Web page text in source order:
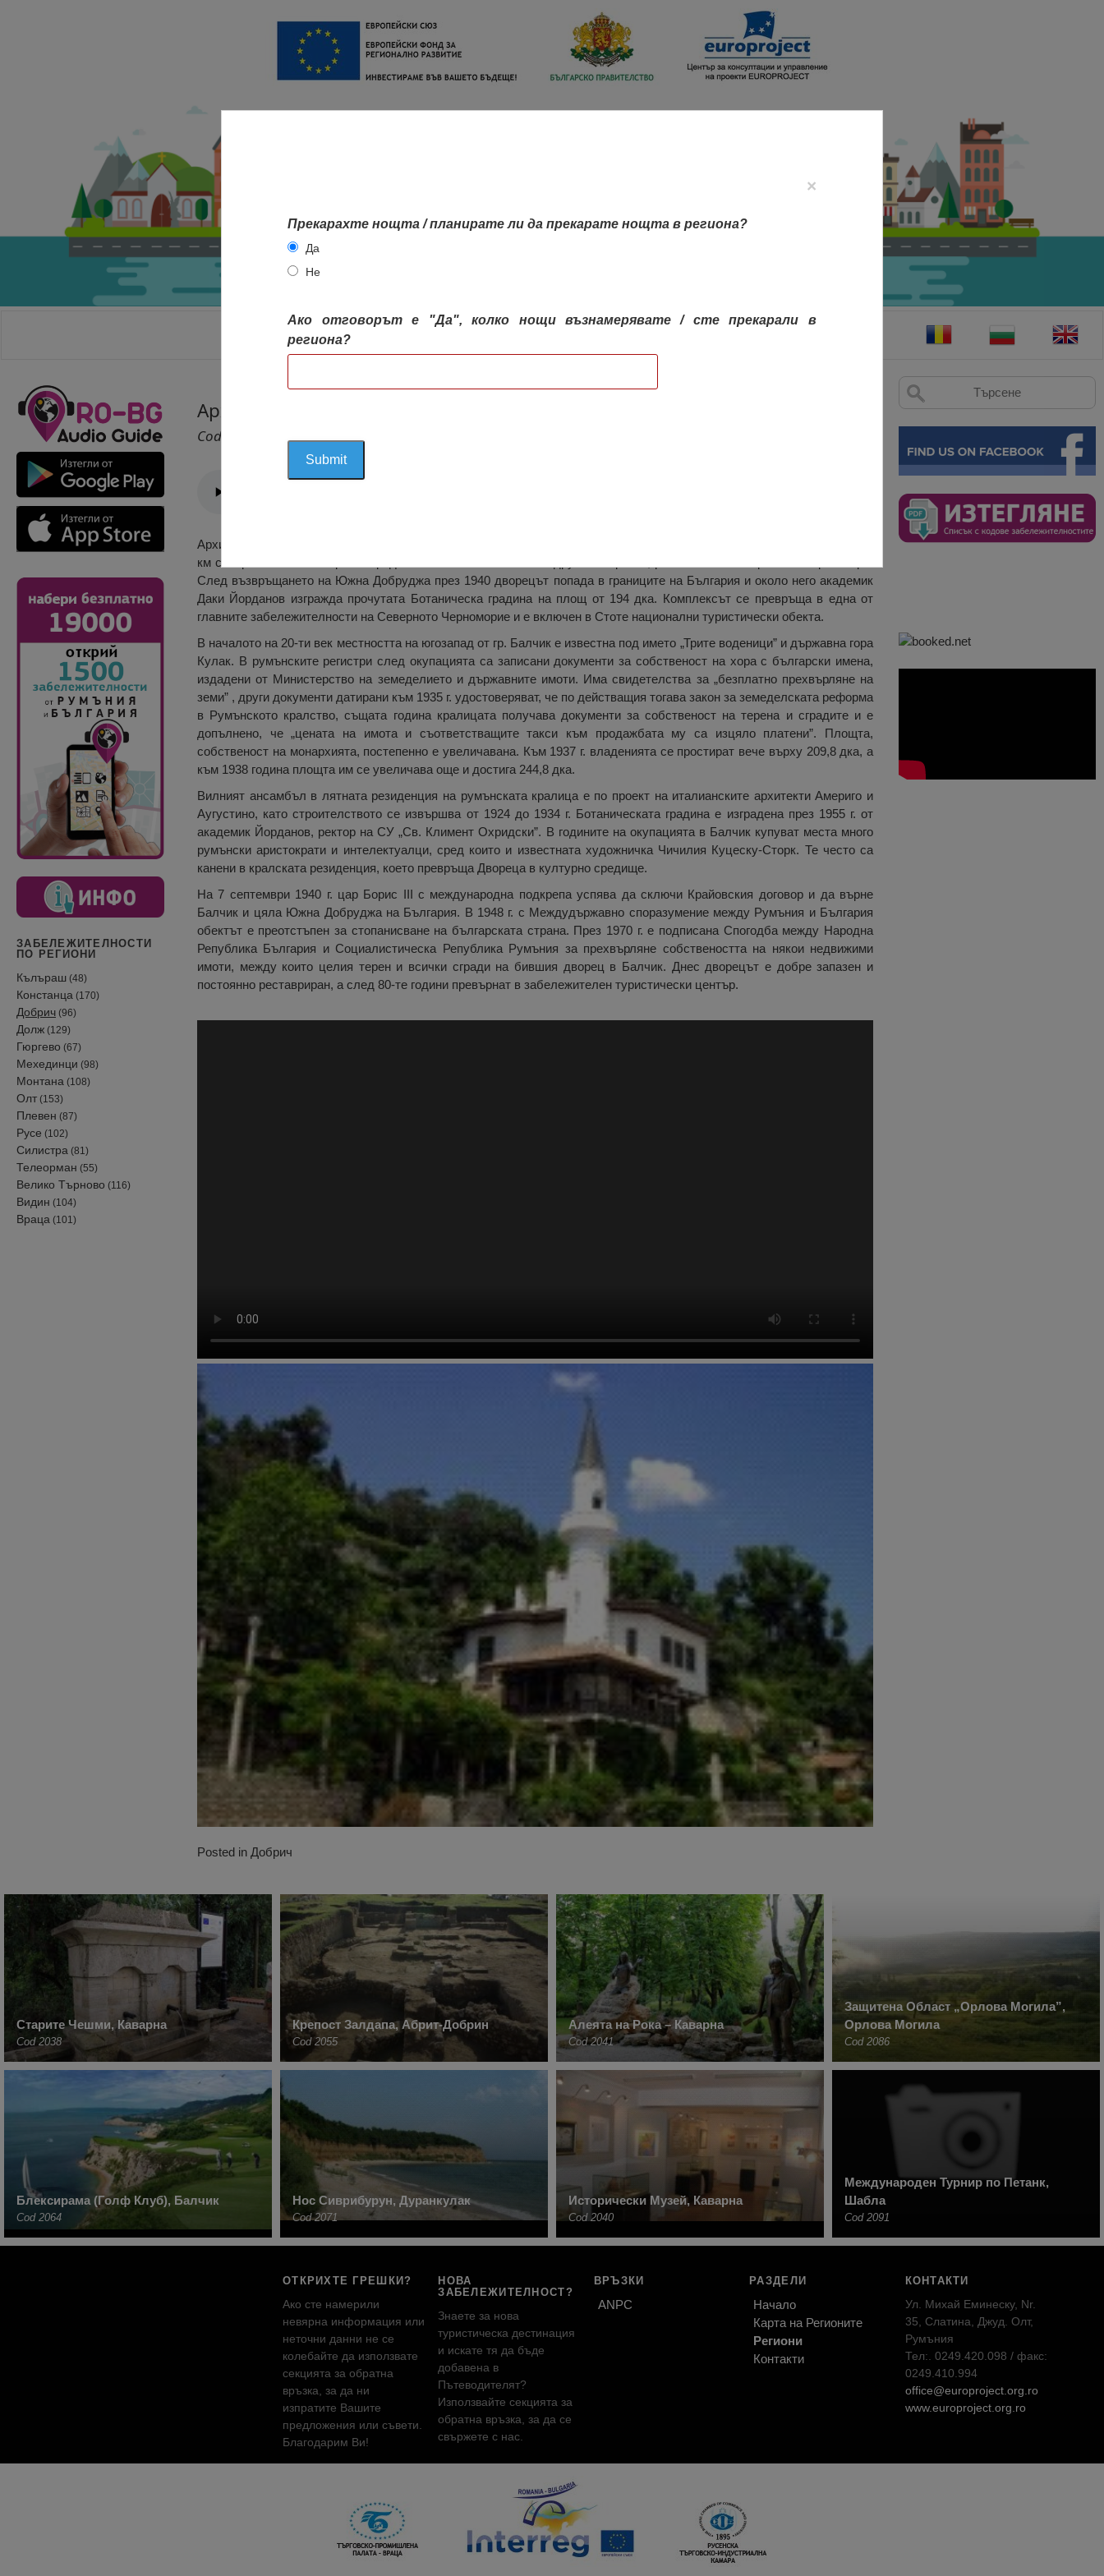
НАЧАЛО
ЗАБЕЛЕЖИТЕЛНОСТИ
ПО РЕГИОНИ
Кълъраш (48)
Констанца (170)
Добрич (96)
Долж (129)
Гюргево (67)
Мехединци (98)
Монтана (108)
Олт (153)
Плевен (87)
Русе (102)
Силистра (81)
Телеорман (55)
Велико Търново (116)
Видин (104)
Враца (101)
Архитектурно-Парковият Комплекс „Двореца“, Балчик
Cod 2005
Архитектурно-парковият комплекс “Дворецът” се намира на около 2 км югозападно от центъра на град Балчик, на 40
км североизточно от Варна и представлява комплекс вили и други постройки, разположени на брега на Черно море.
След възвръщането на Южна Добруджа през 1940 дворецът попада в границите на България и около него академик
Даки Йорданов изгражда прочутата Ботаническа градина на площ от 194 дка. Комплексът се превръща в една от
главните забележителности на Северното Черноморие и е включен в Стоте национални туристически обекта.
В началото на 20-ти век местността на югозапад от гр. Балчик е известна под името „Трите воденици” и държавна гора
Кулак. В румънските регистри след окупацията са записани документи за собственост на хора с български имена,
издадени от Министерство на земеделието и държавните имоти. Има свидетелства за „безплатно прехвърляне на
земи” , други документи датирани към 1935 г. удостоверяват, че по действащия тогава закон за земеделската реформа
в Румънското кралство, същата година кралицата получава документи за собственост на терена и сградите и е
допълнено, че „цената на имота и съответстващите такси към продажбата му са изцяло платени”. Площта,
собственост на монархията, постепенно е увеличавана. Към 1937 г. владенията се простират вече върху 209,8 дка, а
към 1938 година площта им се увеличава още и достига 244,8 дка.
Вилният ансамбъл в лятната резиденция на румънската кралица е по проект на италианските архитекти Америго и
Аугустино, като строителството се извършва от 1924 до 1934 г. Ботаническата градина е изградена през 1955 г. от
академик Йорданов, ректор на СУ „Св. Климент Охридски”. В годините на окупацията в Балчик купуват места много
румънски аристократи и интелектуалци, сред които и известната художничка Чичилия Куцеску-Сторк. Те често са
канени в кралската резиденция, което превръща Двореца в културно средище.
На 7 септември 1940 г. цар Борис III с международна подкрепа успява да сключи Крайовския договор и да върне
Балчик и цяла Южна Добруджа на България. В 1948 г. с Междудържавно споразумение между Румъния и България
обектът е преотстъпен за стопанисване на българската страна. През 1970 г. е подписана Спогодба между Народна
Република България и Социалистическа Република Румъния за прехвърляне собствеността на някои недвижими
имоти, между които целия терен и всички сгради на бившия дворец в Балчик. Днес дворецът е добре запазен и
постоянно реставриран, а след 80-те години превърнат в забележителен туристически център.
×
Прекарахте нощта / планирате ли да прекарате нощта в региона?
Да
Не
Ако отговорът е "Да", колко нощи възнамерявате / сте прекарали в
региона?
Posted in Добрич
Старите Чешми, Каварна
Cod 2038
Крепост Залдапа, Абрит-Добрин
Cod 2055
Алеята на Рока – Каварна
Cod 2041
Защитена Област „Орлова Могила”,
Орлова Могила
Cod 2086
Блексирама (Голф Клуб), Балчик
Cod 2064
Нос Сиврибурун, Дуранкулак
Cod 2071
Исторически Музей, Каварна
Cod 2040
Международен Турнир по Петанк,
Шабла
Cod 2091
ОТКРИХТЕ ГРЕШКИ?
Ако сте намерили
невярна информация или
неточни данни не се
колебайте да използвате
секцията за обратна
връзка, за да ни
изпратите Вашите
предложения или съвети.
Благодарим Ви!
НОВА
ЗАБЕЛЕЖИТЕЛНОСТ?
Знаете за нова
туристическа дестинация
и искате тя да бъде
добавена в
Пътеводителят?
Използвайте секцията за
обратна връзка, за да се
свържете с нас.
ВРЪЗКИ
ANPC
РАЗДЕЛИ
Начало
Карта на Регионите
Региони
Контакти
КОНТАКТИ
Ул. Михай Еминеску, Nr.
35, Слатина, Джуд. Олт,
Румъния
Тел:. 0249.420.098 / факс:
0249.410.994
office@europroject.org.ro
www.europroject.org.ro